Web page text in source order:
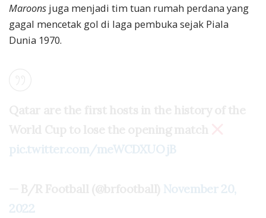
Maroons juga menjadi tim tuan rumah perdana yang
gagal mencetak gol di laga pembuka sejak Piala
Dunia 1970.
pic.twitter.com/meWCDXUOjB
November 20,
2022